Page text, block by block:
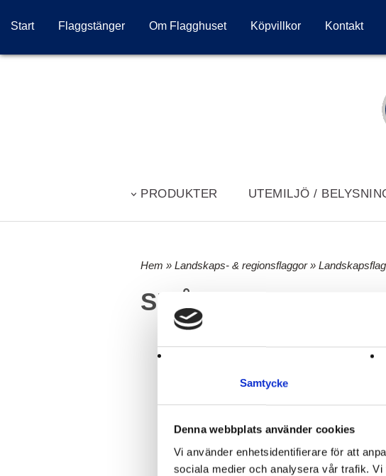
Samtycke
Denna webbplats använder cookies
Vi använder enhetsidentifierare för att
sociala medier och analysera vår trafik.
Start Flaggstänger Om Flagghuset Köpvillkor Kontakt
PRODUKTER UTEMILJÖ /
Hem » Landskaps- & regionsflaggor»
SMÅLAND